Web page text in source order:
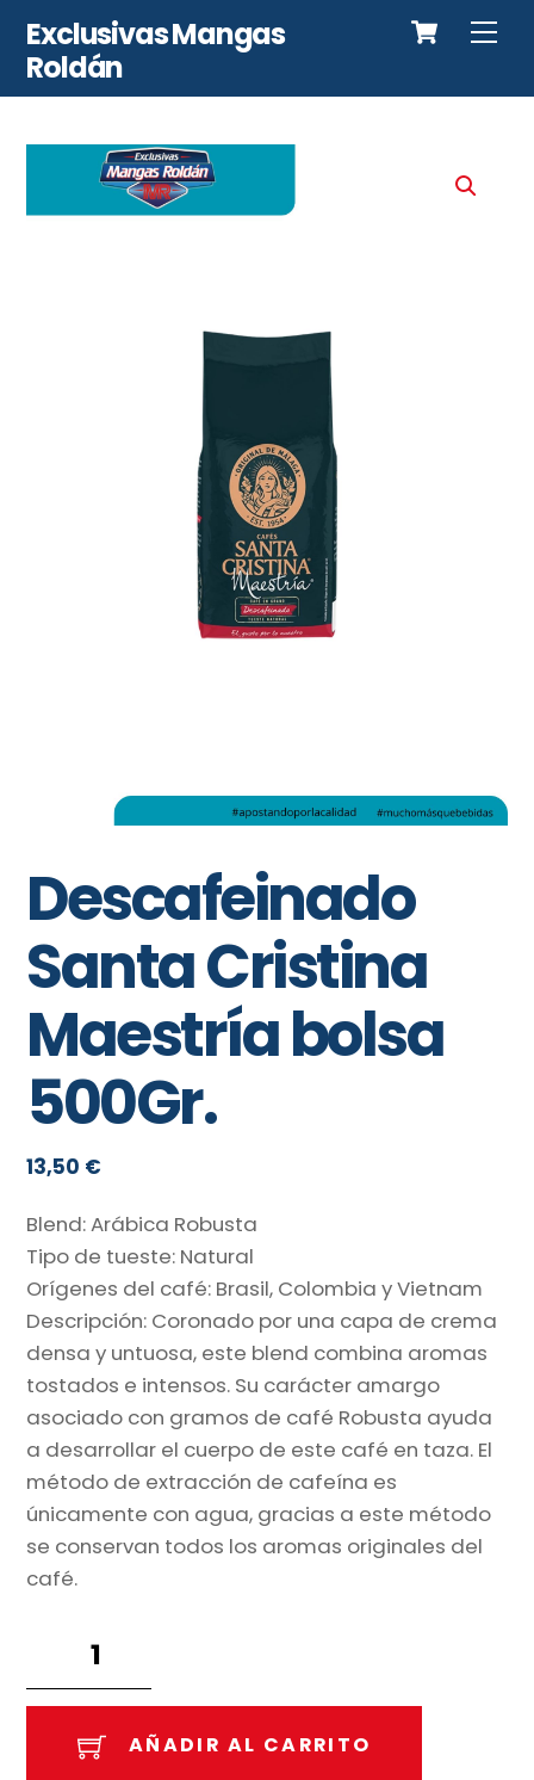
content
Cart
Exclusivas Mangas
Roldán
Descafeinado
Santa Cristina
Maestría bolsa
500Gr.
13,50 €
Blend: Arábica Robusta
Tipo de tueste: Natural
Orígenes del café: Brasil, Colombia y Vietnam
Descripción: Coronado por una capa de crema
densa y untuosa, este blend combina aromas
tostados e intensos. Su carácter amargo
asociado con gramos de café Robusta ayuda
a desarrollar el cuerpo de este café en taza. El
método de extracción de cafeína es
únicamente con agua, gracias a este método
se conservan todos los aromas originales del
café.
Cristina
Maestría
bolsa
AÑADIR AL CARRITO